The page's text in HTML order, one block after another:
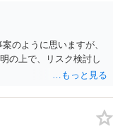
す。 ただどうしても心
う方法はあるかも知れ
伝わりますので。
のように思いますが、
の上で、リスク検討し